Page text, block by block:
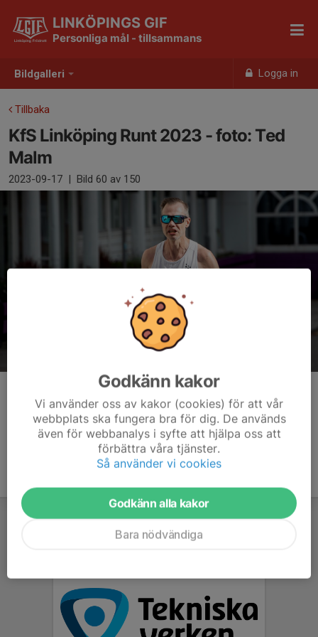
Bildgalleri Logga in
LINKÖPINGS GIF
Personliga mål - tillsammans
Tillbaka
KfS Linköping Runt 2023 - foto: Ted
Malm
2023-09-17 | Bild 60 av 150
Godkänn kakor
Vi använder oss av kakor (cookies) för att vår
webbplats ska fungera bra för dig. De används
även för webbanalys i syfte att hjälpa oss att
förbättra våra tjänster.
Så använder vi cookies
Godkänn alla kakor
Bara nödvändiga